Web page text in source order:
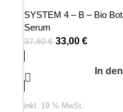
SYSTEM 4 – B – Bio
Serum
37,80€ 33,00 €
In
inkl. 19 % MwSt.